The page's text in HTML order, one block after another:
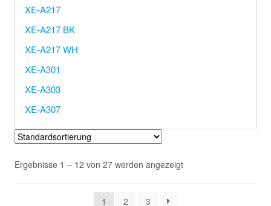
XE-A217
XE-A217 BK
XE-A217 WH
XE-A301
XE-A303
XE-A307
Ergebnisse 1 – 12 von 27 werden angezeigt
1 2 3